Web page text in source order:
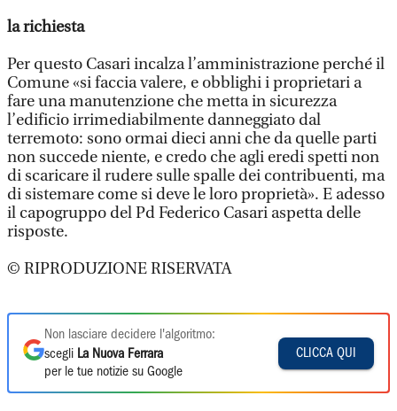
la richiesta
Per questo Casari incalza l’amministrazione perché il
Comune «si faccia valere, e obblighi i proprietari a
fare una manutenzione che metta in sicurezza
l’edificio irrimediabilmente danneggiato dal
terremoto: sono ormai dieci anni che da quelle parti
non succede niente, e credo che agli eredi spetti non
di scaricare il rudere sulle spalle dei contribuenti, ma
di sistemare come si deve le loro proprietà». E adesso
il capogruppo del Pd Federico Casari aspetta delle
risposte.
© RIPRODUZIONE RISERVATA
Non lasciare decidere l'algoritmo:
scegli La Nuova Ferrara
per le tue notizie su Google
CLICCA QUI